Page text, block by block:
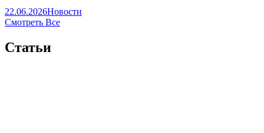
22.06.2026Новости
Смотреть Все
Статьи